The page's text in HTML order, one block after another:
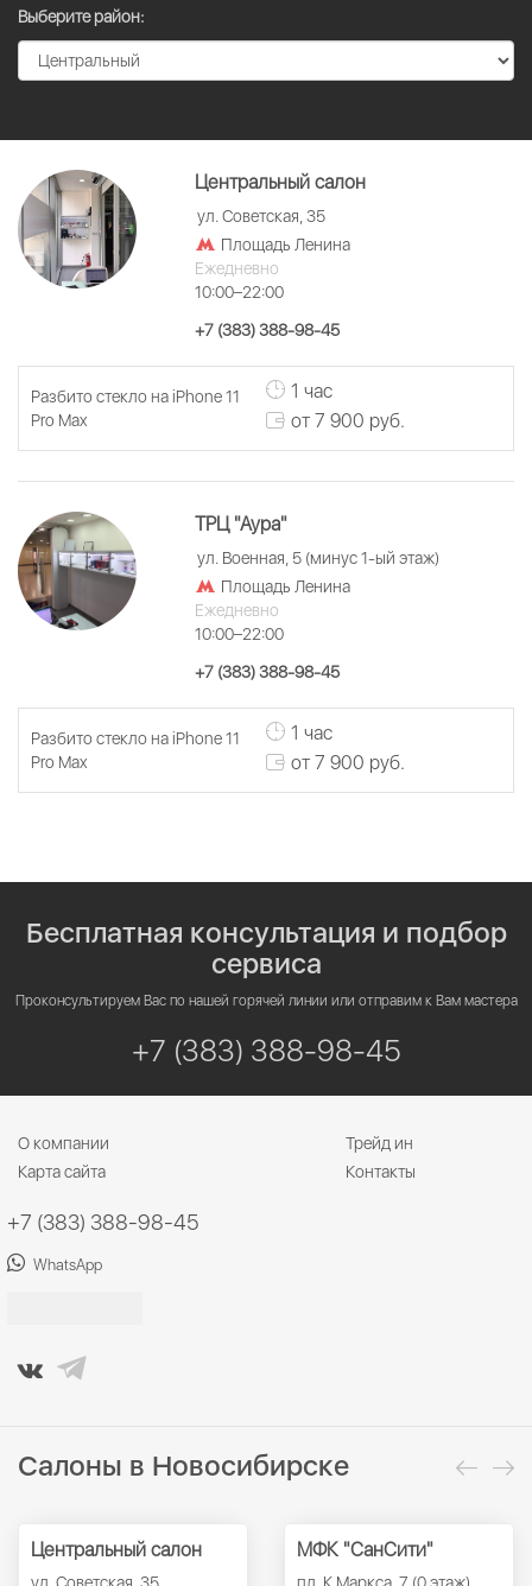
Выберите район:
Центральный салон
ул. Советская, 35
Площадь Ленина
Ежедневно
10:00–22:00
+7 (383) 388-98-45
Разбито стекло на iPhone 11
Pro Max
1 час
от 7 900 руб.
ТРЦ "Аура"
ул. Военная, 5 (минус 1-ый этаж)
Площадь Ленина
Ежедневно
10:00–22:00
+7 (383) 388-98-45
Разбито стекло на iPhone 11
Pro Max
1 час
от 7 900 руб.
Бесплатная консультация и подбор
сервиса
Проконсультируем Вас по нашей горячей линии или отправим к Вам мастера
+7 (383) 388-98-45
О компании
Трейд ин
Карта сайта
Контакты
+7 (383) 388-98-45
WhatsApp
Салоны в Новосибирске
Центральный салон МФК "СанСити"